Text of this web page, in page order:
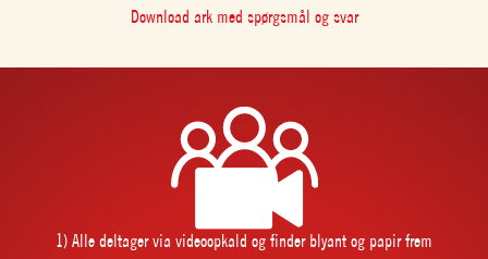
Download ark med spørgsmål og svar
1) Alle deltager via videoopkald og finder blyant og papir frem